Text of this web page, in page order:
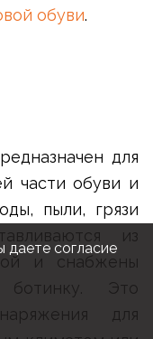
обуви.
для
части обуви и
пыли, грязи
из
и снабжены
Это
для
даете согласие